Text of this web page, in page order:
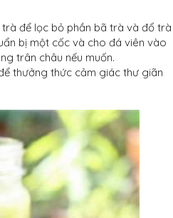
để lọc bỏ phần bã trà và đổ trà
bị một cốc và cho đá viên vào
trân châu nếu muốn.
thưởng thức cảm giác thư giãn